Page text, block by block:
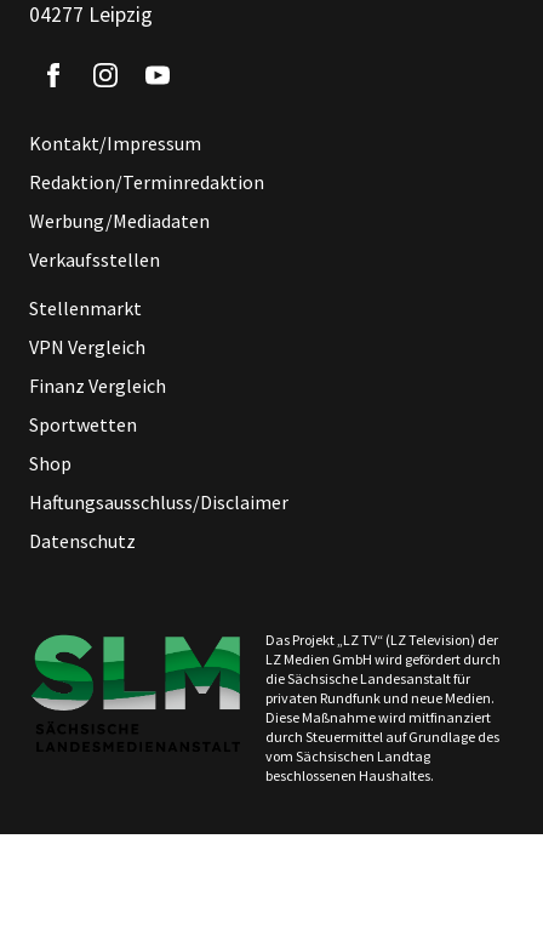
04277 Leipzig
Kontakt/Impressum
Redaktion/Terminredaktion
Werbung/Mediadaten
Verkaufsstellen
Stellenmarkt
VPN Vergleich
Finanz Vergleich
Sportwetten
Shop
Haftungsausschluss/Disclaimer
Datenschutz
Das Projekt „LZ TV“ (LZ Television) der
LZ Medien GmbH wird gefördert durch
die Sächsische Landesanstalt für
privaten Rundfunk und neue Medien.
Diese Maßnahme wird mitfinanziert
durch Steuermittel auf Grundlage des
vom Sächsischen Landtag
beschlossenen Haushaltes.